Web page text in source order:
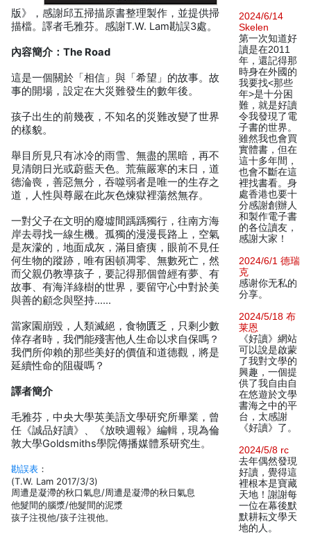
版》，感謝邱五掃描原書整理製作，並提供掃
描檔。譯者毛雅芬。感謝T.W. Lam勘誤3處。
內容簡介：The Road
這是一個關於「相信」與「希望」的故事。故
事的開場，設定在大災難發生的數年後。
孩子出生的前幾夜，不知名的災難改變了世界
的樣貌。
舉目所見只有冰冷的雨雪、無盡的黑暗，再不
見清朗日光或蔚藍天色。荒蕪嚴寒的末日，道
德淪喪，善惡無分，吞噬弱者是唯一的生存之
道，人性與尊嚴在此灰色煉獄裡蕩然無存。
一對父子在文明的廢墟間踽踽獨行，往南方海
岸去尋找一線生機。孤獨的漫漫長路上，空氣
是灰濛的，地面成灰，滿目瘡痍，眼前不見任
何生物的蹤跡，唯有困頓凋零、無數死亡，然
而父親仍教導孩子，要記得那個曾經有夢、有
故事、有海洋綠樹的世界，要留守心中對於美
與善的顧念與堅持……
當家園崩毀，人類滅絕，食物匱乏，只剩少數
倖存者時，我們能殘害他人生命以求自保嗎？
我們所仰賴的那些美好的價值和道德觀，將是
延續性命的阻礙嗎？
譯者簡介
毛雅芬，中央大學英美語文學研究所畢業，曾
任《誠品好讀》、《放映週報》編輯，現為倫
敦大學Goldsmiths學院傳播媒體系研究生。
勘誤表 ：
(T.W. Lam 2017/3/3)
周遭是凝滯的秋口氣息/周遭是凝滯的秋日氣息
他髮間的腦漿/他髮間的泥漿
孩子注視他/孩子注視他。
2024/6/14
Skelen
第一次知道好
讀是在2011
年，還記得那
時身在外國的
我要找<那些
年>是十分困
難，就是好讀
令我發現了電
子書的世界。
雖然我也會買
實體書，但在
這十多年間，
也會不斷在這
裡找書看。身
處香港也要十
分感謝創辦人
和製作電子書
的各位讀友，
感謝大家！
2024/6/1 德瑞
克
感谢你无私的
分享。
2024/5/18 布
莱恩
《好讀》網站
可以說是啟蒙
了我對文學的
興趣，一個提
供了我自由自
在悠遊於文學
書海之中的平
台，太感謝
《好讀》了。
2024/5/8 rc
去年偶然發現
好讀，覺得這
裡根本是寶藏
天地！謝謝每
一位在幕後默
默耕耘文學天
地的人。